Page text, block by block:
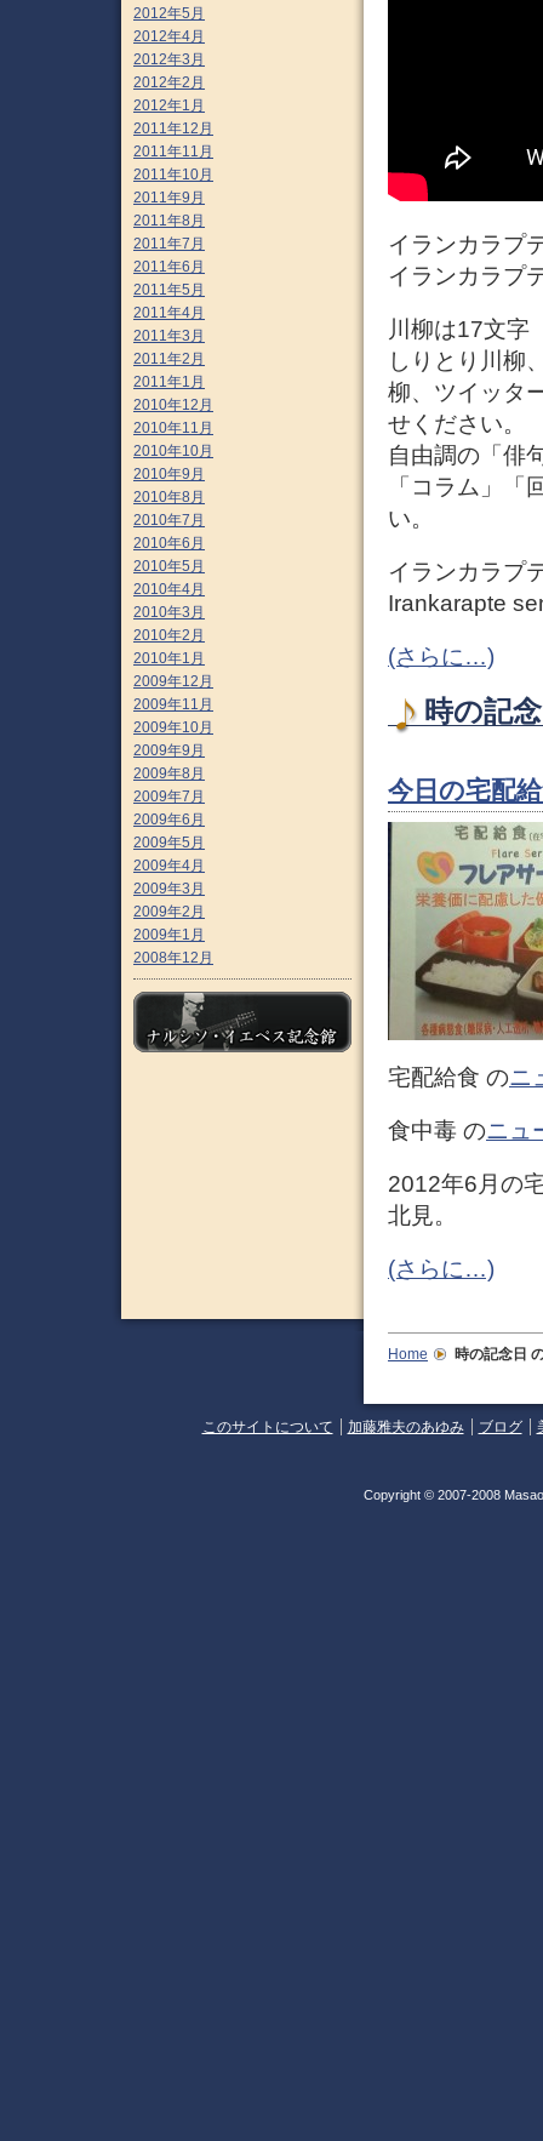
イランカラプ
イランカラプ
川柳は17文字
しりとり川柳
柳、ツイッタ
せください。
自由調の「俳
「コラム」
い。
イランカラプ
Irankarapte
(さらに…)
時の記
今日の宅配
宅配給食 のニ
食中毒 のニュ
2012年6月の
北見。
(さらに…)
2012年5月
2012年4月
2012年3月
2012年2月
2012年1月
2011年12月
2011年11月
2011年10月
2011年9月
2011年8月
2011年7月
2011年6月
2011年5月
2011年4月
2011年3月
2011年2月
2011年1月
2010年12月
2010年11月
2010年10月
2010年9月
2010年8月
2010年7月
2010年6月
2010年5月
2010年4月
2010年3月
2010年2月
2010年1月
2009年12月
2009年11月
2009年10月
2009年9月
2009年8月
2009年7月
2009年6月
2009年5月
2009年4月
2009年3月
2009年2月
2009年1月
2008年12月
Home 時の記念日
このサイトについて 加藤雅夫のあゆみ ブログ
Copyright © 2007-2008